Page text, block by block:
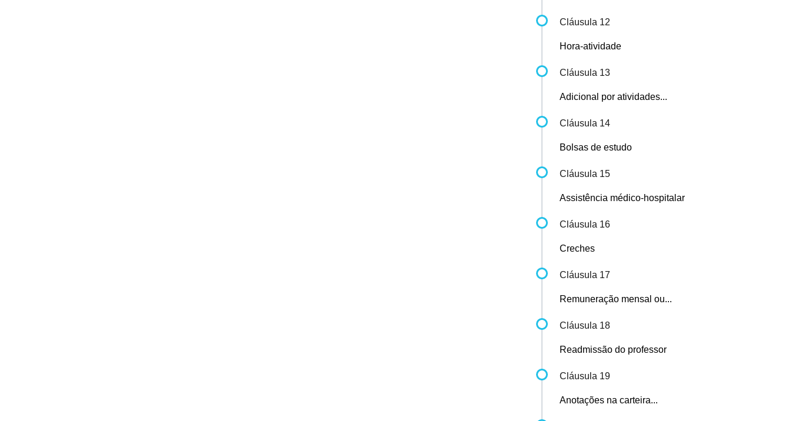
Cláusula 12
Hora-atividade
Cláusula 13
Adicional por atividades...
Cláusula 14
Bolsas de estudo
Cláusula 15
Assistência médico-hospitalar
Cláusula 16
Creches
Cláusula 17
Remuneração mensal ou...
Cláusula 18
Readmissão do professor
Cláusula 19
Anotações na carteira...